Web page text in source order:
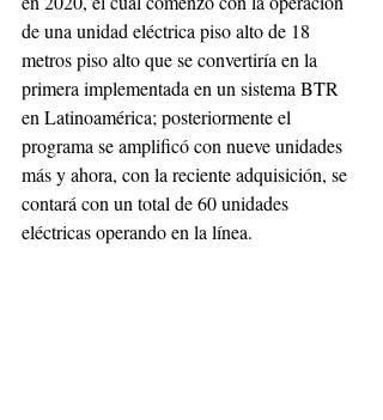
de una unidad eléctrica piso alto de 18
metros piso alto que se convertiría en la
primera implementada en un sistema BTR
en Latinoamérica; posteriormente el
programa se amplificó con nueve unidades
más y ahora, con la reciente adquisición, se
contará con un total de 60 unidades
eléctricas operando en la línea.